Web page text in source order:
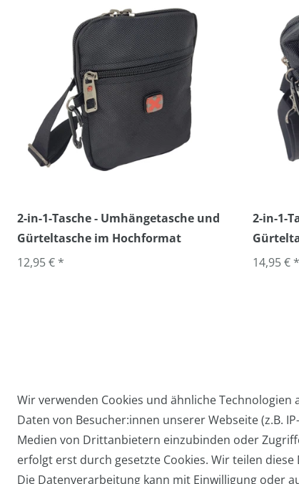
2-in-1-Tasche - Umhängetasche und
Gürteltasche im Hochformat
12,95 € *
2-in-1-
14,95 € *
Wir verwenden Cookies und ähnliche
Daten von Besucher:innen unserer Webseite (z.B.
Medien von Drittanbietern einzubinden oder
erfolgt erst durch gesetzte Cookies. Wir teilen
Die Datenverarbeitung kann mit Einwilligung oder